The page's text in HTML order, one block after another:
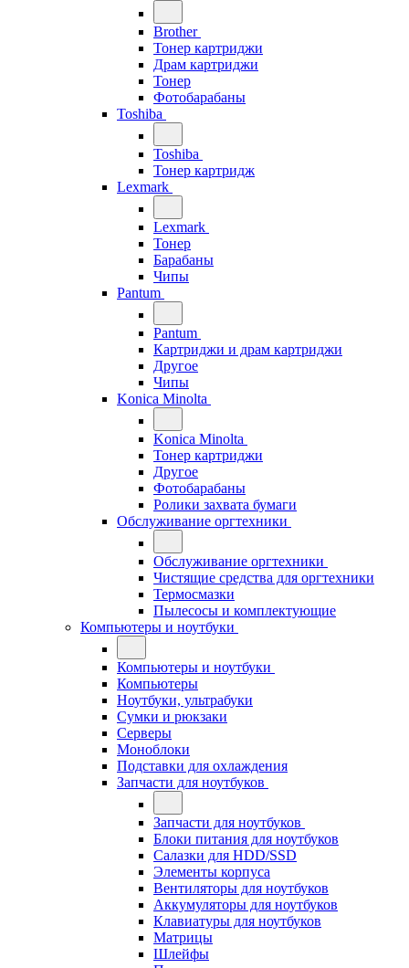
Brother
Тонер картриджи
Драм картриджи
Тонер
Фотобарабаны
Toshiba
Toshiba
Тонер картридж
Lexmark
Lexmark
Тонер
Барабаны
Чипы
Pantum
Pantum
Картриджи и драм картриджи
Другое
Чипы
Konica Minolta
Konica Minolta
Тонер картриджи
Другое
Фотобарабаны
Ролики захвата бумаги
Обслуживание оргтехники
Обслуживание оргтехники
Чистящие средства для оргтехники
Термосмазки
Пылесосы и комплектующие
Компьютеры и ноутбуки
Компьютеры и ноутбуки
Компьютеры
Ноутбуки, ультрабуки
Сумки и рюкзаки
Серверы
Моноблоки
Подставки для охлаждения
Запчасти для ноутбуков
Запчасти для ноутбуков
Блоки питания для ноутбуков
Салазки для HDD/SSD
Элементы корпуса
Вентиляторы для ноутбуков
Аккумуляторы для ноутбуков
Клавиатуры для ноутбуков
Матрицы
Шлейфы